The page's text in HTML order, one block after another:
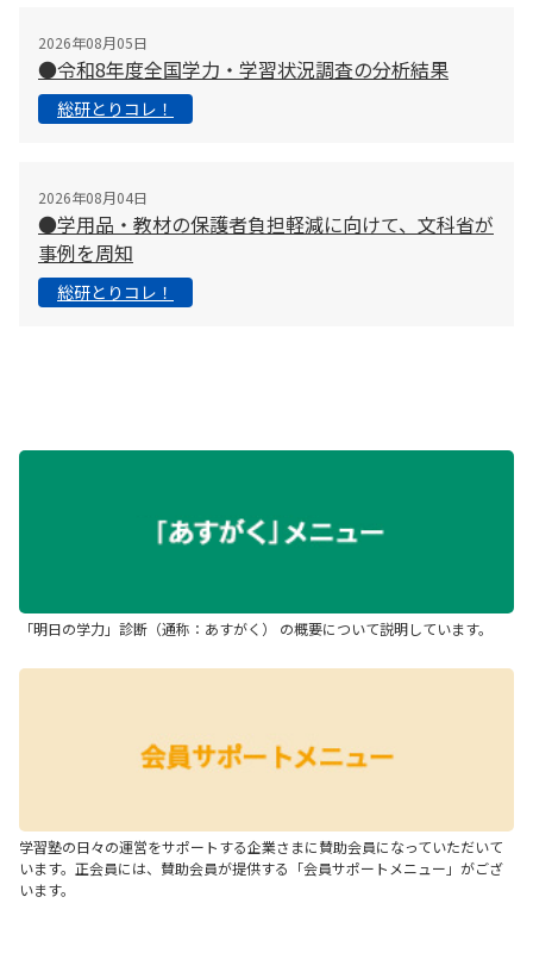
2026年08月05日
●令和8年度全国学力・学習状況調査の分析結果
総研とりコレ！
2026年08月04日
●学用品・教材の保護者負担軽減に向けて、文科省が
事例を周知
総研とりコレ！
「明日の学力」診断（通称：あすがく） の概要について説明しています。
学習塾の日々の運営をサポートする企業さまに賛助会員になっていただいて
います。正会員には、賛助会員が提供する「会員サポートメニュー」がござ
います。